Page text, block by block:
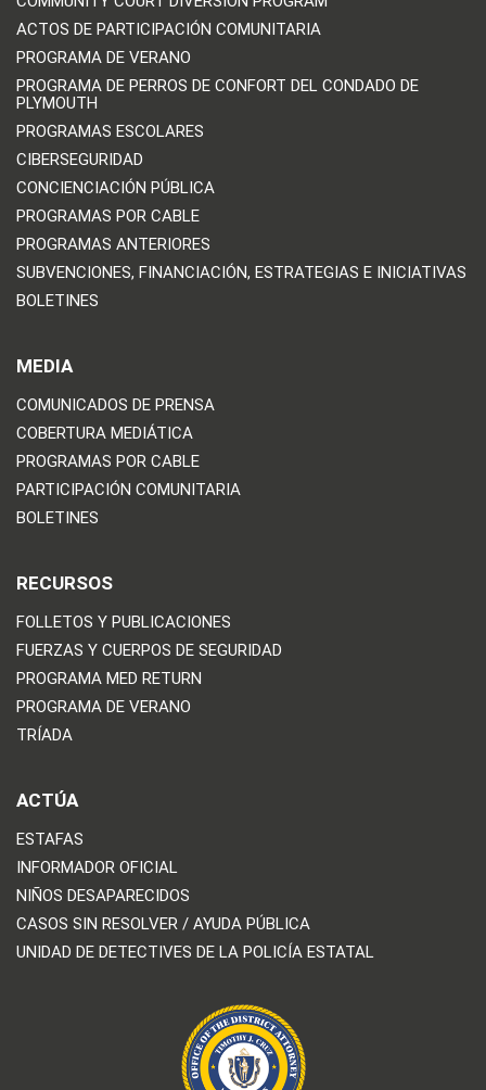
ACTOS DE PARTICIPACIÓN COMUNITARIA
PROGRAMA DE VERANO
PROGRAMA DE PERROS DE CONFORT DEL CONDADO DE
PLYMOUTH
PROGRAMAS ESCOLARES
CIBERSEGURIDAD
CONCIENCIACIÓN PÚBLICA
PROGRAMAS POR CABLE
PROGRAMAS ANTERIORES
SUBVENCIONES, FINANCIACIÓN, ESTRATEGIAS E INICIATIVAS
BOLETINES
MEDIA
COMUNICADOS DE PRENSA
COBERTURA MEDIÁTICA
PROGRAMAS POR CABLE
PARTICIPACIÓN COMUNITARIA
BOLETINES
RECURSOS
FOLLETOS Y PUBLICACIONES
FUERZAS Y CUERPOS DE SEGURIDAD
PROGRAMA MED RETURN
PROGRAMA DE VERANO
TRÍADA
ACTÚA
ESTAFAS
INFORMADOR OFICIAL
NIÑOS DESAPARECIDOS
CASOS SIN RESOLVER / AYUDA PÚBLICA
UNIDAD DE DETECTIVES DE LA POLICÍA ESTATAL